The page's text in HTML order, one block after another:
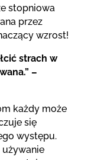
stopniowa
przez
wzrost!
strach w
–
każdy może
się
występu.
używanie